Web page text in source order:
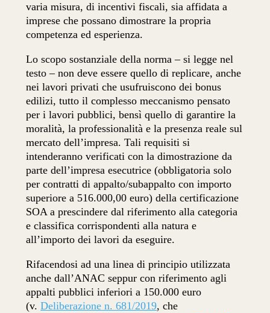
varia misura, di incentivi fiscali, sia affidata a
imprese che possano dimostrare la propria
competenza ed esperienza.
Lo scopo sostanziale della norma – si legge nel
testo – non deve essere quello di replicare, anche
nei lavori privati che usufruiscono dei bonus
edilizi, tutto il complesso meccanismo pensato
per i lavori pubblici, bensì quello di garantire la
moralità, la professionalità e la presenza reale sul
mercato dell’impresa. Tali requisiti si
intenderanno verificati con la dimostrazione da
parte dell’impresa esecutrice (obbligatoria solo
per contratti di appalto/subappalto con importo
superiore a 516.000,00 euro) della certificazione
SOA a prescindere dal riferimento alla categoria
e classifica corrispondenti alla natura e
all’importo dei lavori da eseguire.
Rifacendosi ad una linea di principio utilizzata
anche dall’ANAC seppur con riferimento agli
appalti pubblici inferiori a 150.000 euro
(v.Deliberazione n. 681/2019, che